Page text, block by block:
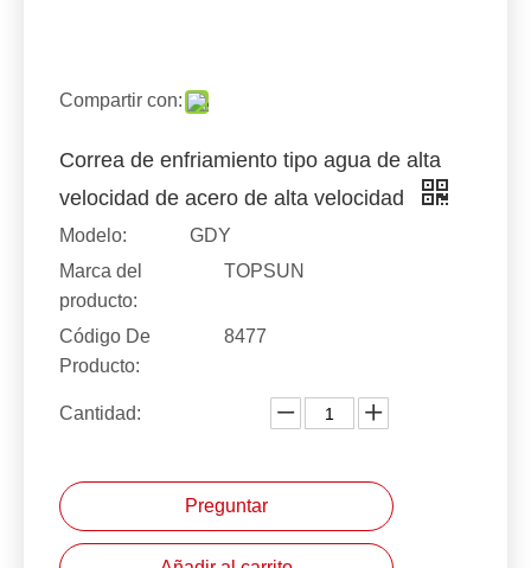
Compartir con:
Correa de enfriamiento tipo agua de alta
velocidad de acero de alta velocidad
Modelo:
GDY
Marca del
producto:
TOPSUN
Código De
Producto:
8477
Cantidad:
Preguntar